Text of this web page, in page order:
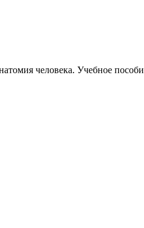
человека. Учебное